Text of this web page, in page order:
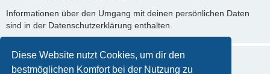
Diese Website nutzt Cookies, um dir den
bestmöglichen Komfort bei der Nutzung zu
Informationen über den Umgang mit deinen persönlichen Daten
sind in der Datenschutzerklärung enthalten.